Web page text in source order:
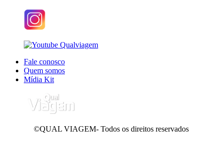
Fale conosco
Quem somos
Mídia Kit
©QUAL VIAGEM- Todos os direitos reservados